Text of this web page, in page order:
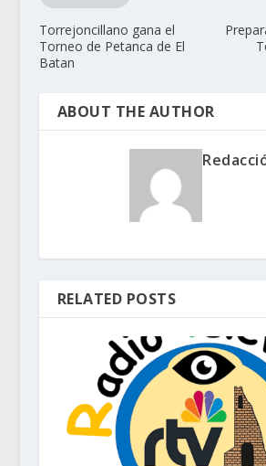
Torrejoncillano gana el
Torneo de Petanca de El
Batan
ABOUT THE AUTHOR
RELATED POSTS